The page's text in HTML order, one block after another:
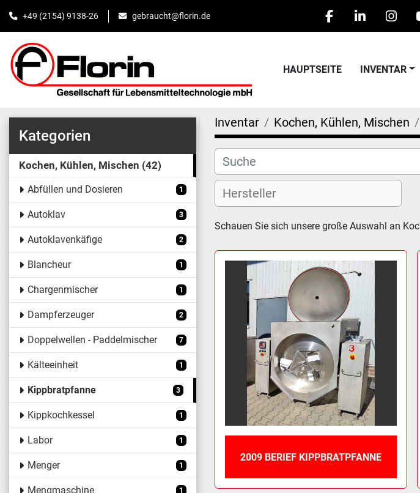
+49 (2154) 9138-26 gebraucht@florin.de
facebooklinkedin
HAUPTSEITE INVENTAR
Kategorien
Kochen, Kühlen, Mischen 42
Abfüllen und Dosieren 1
Autoklav 3
Autoklavenkäfige 2
Blancheur 1
Chargenmischer 1
Dampferzeuger 2
Doppelwellen - Paddelmischer 7
Kälteeinheit 1
Kippbratpfanne 3
Kippkochkessel 1
Labor 1
Menger 1
Mengmaschine 1
Inventar Kochen, Kühlen, Mischen
Schauen Sie sich unsere große Auswahl an
2009 BERIEF KIPPBRATPFANNE